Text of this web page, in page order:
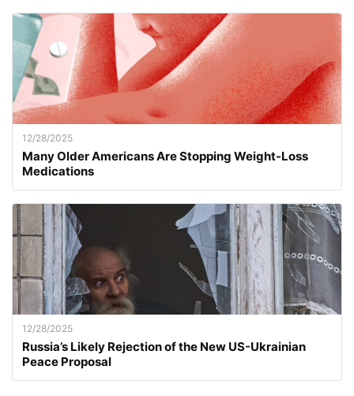
12/28/2025
Many Older Americans Are Stopping Weight-Loss
Medications
12/28/2025
Russia’s Likely Rejection of the New US-Ukrainian
Peace Proposal